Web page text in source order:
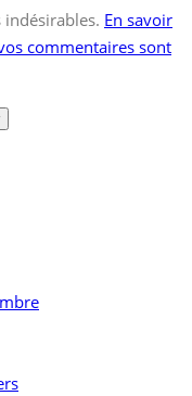
En savoir
commentaires sont